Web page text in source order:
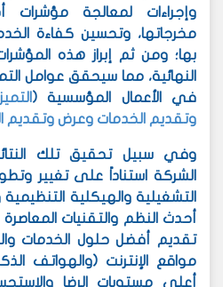
وإجراءات لمعالجة مؤشرات
مخرجاتها، وتحسين كفاءة
بها؛ ومن ثم إبراز هذه
النهائية، مما سيحقق عوامل
في الأعمال المؤسسية (
وتقديم الخدمات وعرض وتقديم
وفي سبيل تحقيق تلك
الشركة استناداً على تغيير
التشغيلية والهيكلية
أحدث النظم والتقنيات
تقديم أفضل حلول الخدمات
مواقع الإنترنت (والهواتف
أعلى مستويات الرضا